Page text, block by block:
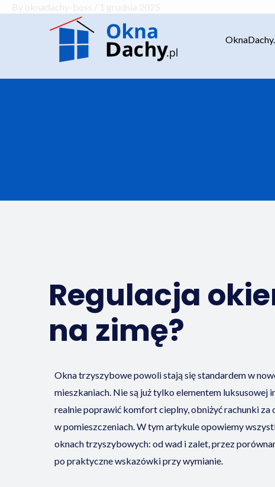
Regulacja
na zimę?
Okna trzyszybowe powoli stają się standardem w
mieszkaniach. Nie są już tylko elementem luksusowej
realnie poprawić komfort cieplny, obniżyć rachunki za
w pomieszczeniach. W tym artykule opowiemy
oknach trzyszybowych: od wad i zalet, przez
po praktyczne wskazówki przy wymianie.